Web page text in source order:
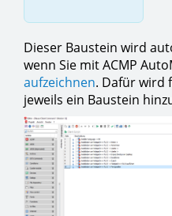
Dieser Baustein wird
wenn Sie mit ACMP
aufzeichnen. Dafür wird
jeweils ein Baustein